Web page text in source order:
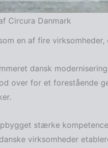
Circura Danmark
en af fire
dansk
over for et forestående
stærke
virksomheder